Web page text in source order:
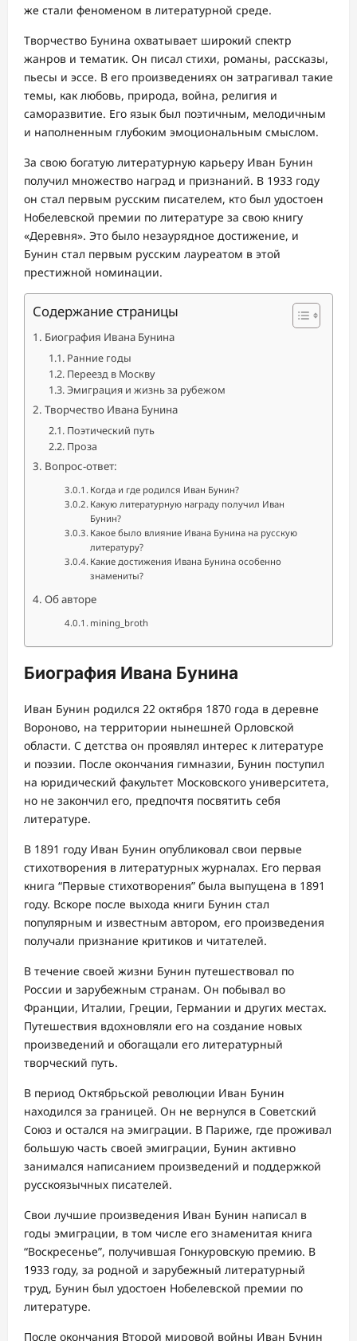
же стали феноменом в литературной среде.
Творчество Бунина охватывает широкий спектр
жанров и тематик. Он писал стихи, романы, рассказы,
пьесы и эссе. В его произведениях он затрагивал такие
темы, как любовь, природа, война, религия и
саморазвитие. Его язык был поэтичным, мелодичным
и наполненным глубоким эмоциональным смыслом.
За свою богатую литературную карьеру Иван Бунин
получил множество наград и признаний. В 1933 году
он стал первым русским писателем, кто был удостоен
Нобелевской премии по литературе за свою книгу
«Деревня». Это было незаурядное достижение, и
Бунин стал первым русским лауреатом в этой
престижной номинации.
Содержание страницы
Биография Ивана Бунина
Ранние годы
Переезд в Москву
Эмиграция и жизнь за рубежом
Творчество Ивана Бунина
Поэтический путь
Проза
Вопрос-ответ:
Когда и где родился Иван Бунин?
Какую литературную награду получил Иван
Бунин?
Какое было влияние Ивана Бунина на русскую
литературу?
Какие достижения Ивана Бунина особенно
знамениты?
Об авторе
mining_broth
Биография Ивана Бунина
Иван Бунин родился 22 октября 1870 года в деревне
Вороново, на территории нынешней Орловской
области. С детства он проявлял интерес к литературе
и поэзии. После окончания гимназии, Бунин поступил
на юридический факультет Московского университета,
но не закончил его, предпочтя посвятить себя
литературе.
В 1891 году Иван Бунин опубликовал свои первые
стихотворения в литературных журналах. Его первая
книга “Первые стихотворения” была выпущена в 1891
году. Вскоре после выхода книги Бунин стал
популярным и известным автором, его произведения
получали признание критиков и читателей.
В течение своей жизни Бунин путешествовал по
России и зарубежным странам. Он побывал во
Франции, Италии, Греции, Германии и других местах.
Путешествия вдохновляли его на создание новых
произведений и обогащали его литературный
творческий путь.
В период Октябрьской революции Иван Бунин
находился за границей. Он не вернулся в Советский
Союз и остался на эмиграции. В Париже, где проживал
большую часть своей эмиграции, Бунин активно
занимался написанием произведений и поддержкой
русскоязычных писателей.
Свои лучшие произведения Иван Бунин написал в
годы эмиграции, в том числе его знаменитая книга
“Воскресенье”, получившая Гонкуровскую премию. В
1933 году, за родной и зарубежный литературный
труд, Бунин был удостоен Нобелевской премии по
литературе.
После окончания Второй мировой войны Иван Бунин